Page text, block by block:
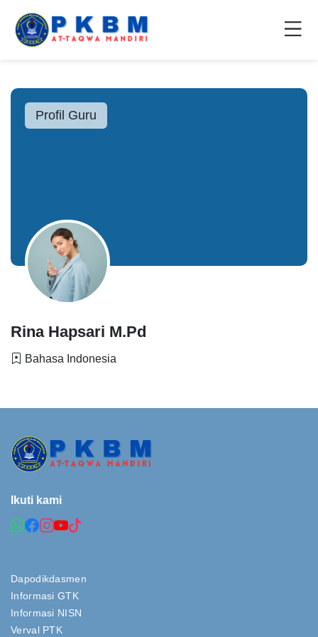
Profil Guru
Rina Hapsari M.Pd
Bahasa Indonesia
Ikuti kami
Dapodikdasmen
Informasi GTK
Informasi NISN
Verval PTK